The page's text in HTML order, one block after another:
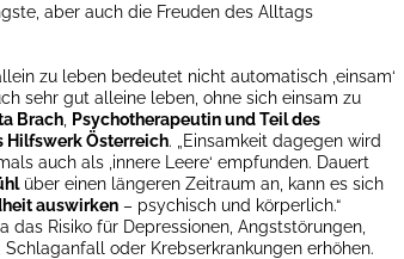
aber auch die Freuden des Alltags
zu leben bedeutet nicht automatisch ‚einsam‘
sehr gut alleine leben, ohne sich einsam zu
Brach
Psychotherapeutin und Teil des
Hilfswerk Österreich. „Einsamkeit dagegen wird
auch als ‚innere Leere‘ empfunden. Dauert
über einen längeren Zeitraum an, kann es sich
auswirken – psychisch und körperlich.“
das Risiko für Depressionen, Angststörungen,
Schlaganfall oder Krebserkrankungen erhöhen.